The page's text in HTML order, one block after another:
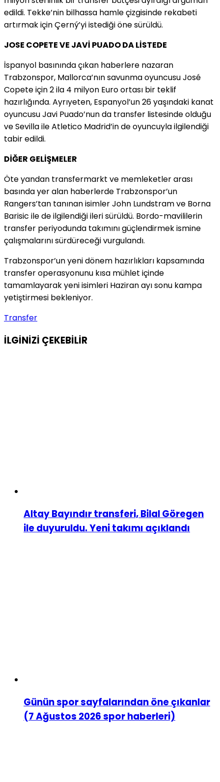
edildi. Tekke’nin bilhassa hamle çizgisinde rekabeti
artırmak için Çerný’yi istediği öne sürüldü.
JOSE COPETE VE JAVİ PUADO DA LİSTEDE
İspanyol basınında çıkan haberlere nazaran
Trabzonspor, Mallorca’nın savunma oyuncusu José
Copete için 2 ila 4 milyon Euro ortası bir teklif
hazırlığında. Ayrıyeten, Espanyol’un 26 yaşındaki kanat
oyuncusu Javi Puado’nun da transfer listesinde olduğu
ve Sevilla ile Atletico Madrid’in de oyuncuyla ilgilendiği
tabir edildi.
DİĞER GELİŞMELER
Öte yandan transfermarkt ve memleketler arası
basında yer alan haberlerde Trabzonspor’un
Rangers’tan tanınan isimler John Lundstram ve Borna
Barisic ile de ilgilendiği ileri sürüldü. Bordo-mavililerin
transfer periyodunda takımını güçlendirmek ismine
çalışmalarını sürdüreceği vurgulandı.
Trabzonspor’un yeni dönem hazırlıkları kapsamında
transfer operasyonunu kısa mühlet içinde
tamamlayarak yeni isimleri Haziran ayı sonu kampa
yetiştirmesi bekleniyor.
Transfer
İLGİNİZİ ÇEKEBİLİR
Altay Bayındır transferi, Bilal Göregen
ile duyuruldu. Yeni takımı açıklandı
Günün spor sayfalarından öne çıkanlar
(7 Ağustos 2026 spor haberleri)